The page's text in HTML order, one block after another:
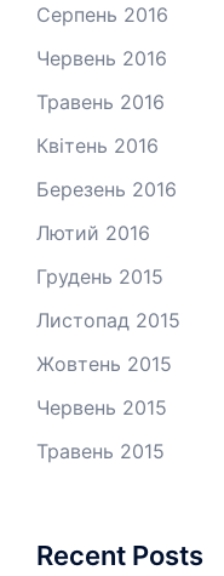
Серпень 2016
Червень 2016
Травень 2016
Квітень 2016
Березень 2016
Лютий 2016
Грудень 2015
Листопад 2015
Жовтень 2015
Червень 2015
Травень 2015
Recent Posts